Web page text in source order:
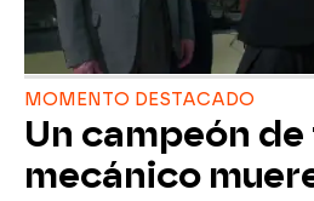
MOMENTO DESTACADO
Un campeón
mecánico